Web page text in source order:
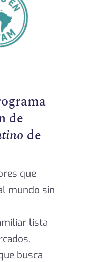
de
de
que
mundo sin
lista
busca